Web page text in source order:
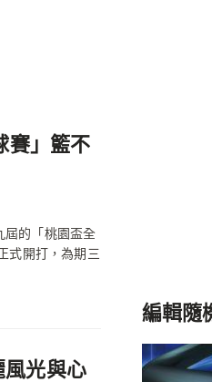
賽」籃不
屆的「桃園盃全
式開打，為期三
光與心
編輯隨